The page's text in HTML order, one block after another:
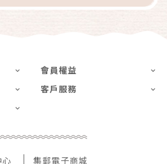
會員權益
客戶服務
心 集郵電子商城